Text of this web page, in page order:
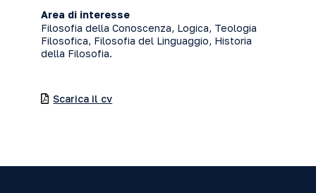
Area di interesse
Filosofia della Conoscenza, Logica, Teologia
Filosofica, Filosofia del Linguaggio, Historia
della Filosofia.
Scarica il cv